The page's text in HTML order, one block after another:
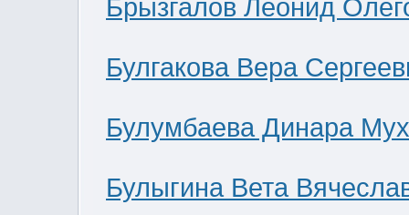
Брызгалов Леонид
Булгакова Вера
Булумбаева Динара
Булыгина Вета